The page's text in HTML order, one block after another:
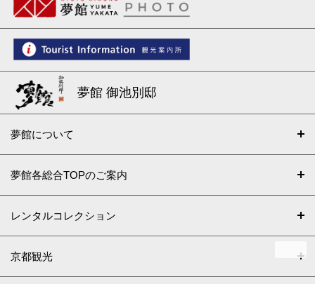
夢館 御池別邸
夢館について
夢館各総合TOPのご案内
レンタルコレクション
京都観光